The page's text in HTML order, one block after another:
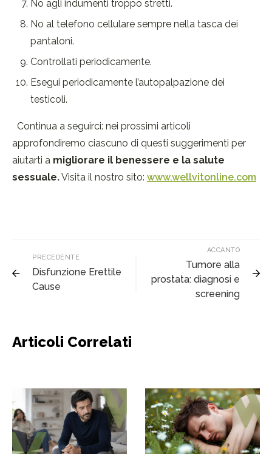
No agli indumenti troppo stretti.
No al telefono cellulare sempre nella tasca dei
pantaloni.
Controllati periodicamente.
Esegui periodicamente l’autopalpazione dei
testicoli.
Continua a seguirci: nei prossimi articoli
approfondiremo ciascuno di questi suggerimenti per
aiutarti a migliorare il benessere e la salute
sessuale.Visita il nostro sito: www.wellvitonline.com
PRECEDENTE
Disfunzione Erettile
Cause
ACCANTO
Tumore alla
prostata: diagnosi e
screening
Articoli Correlati